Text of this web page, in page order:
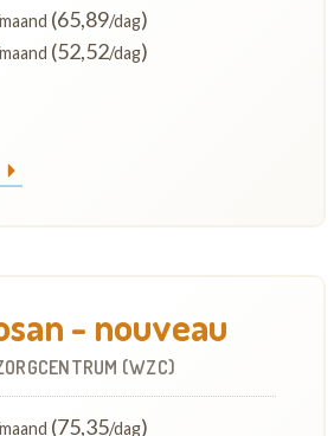
(65,89/dag)
(52,52/dag)
- nouveau
(WZC)
(75,35/dag)